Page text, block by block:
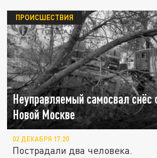
Неуправляемый самосвал снёс
Новой Москве
ПРОИСШЕСТВИЯ
02 ДЕКАБРЯ 17:20
Пострадали два человека.